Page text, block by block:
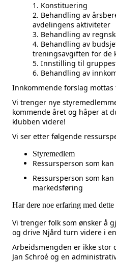
Konstituering
Behandling av
avdelingens aktiviteter
Behandling av
Behandling av
treningsavgiften for de
Innstilling til
Behandling av
Innkommende forslag mottas
Vi trenger nye
kommende året og håper at
klubben videre!
Vi ser etter følgende
Styremedlem
Ressursperson som
Ressursperson som
markedsføring
Har dere noe erfaring med
Vi trenger folk som ønsker å
og drive Njård turn videre i
Arbeidsmengden er ikke stor
Jan Schroé og en